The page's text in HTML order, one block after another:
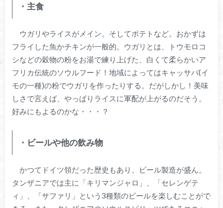
・主食
ウガリやライスがメイン。そしてポテトなど。おかずは
フライした魚かチキンが一般的。ウガリとは、トウモロコ
シなどの穀物の粉をお湯で練り上げた、白くて柔らかいア
フリカ伝統のソウルフード！地域によってはキャッサバ(イ
モの一種)の粉でウガリを作ったりする。だがしかし！美味
しさで言えば、やっぱりライスに軍配が上がるのだそう。
好みにもよるのかな・・・？
・ビールや他の飲み物
かつてドイツ領だった歴史もあり、ビール製造が盛ん。
タンザニアでは主に「キリマンジャロ」、「セレンゲテ
ィ」、「サファリ」という3種類のビールを楽しむことがで